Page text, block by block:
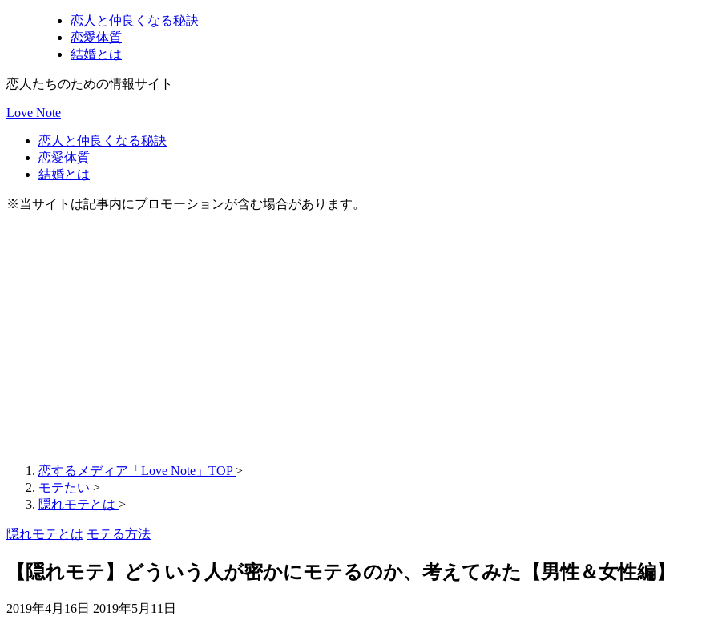
恋人と仲良くなる秘訣
恋愛体質
結婚とは
恋人たちのための情報サイト
Love Note
恋人と仲良くなる秘訣
恋愛体質
結婚とは
※当サイトは記事内にプロモーションが含む場合があります。
恋するメディア「Love Note」TOP >
モテたい >
隠れモテとは >
隠れモテとは モテる方法
【隠れモテ】どういう人が密かにモテるのか、考えてみた【男性＆女性編】
2019年4月16日 2019年5月11日